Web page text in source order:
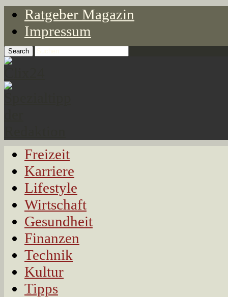
Ratgeber Magazin
Impressum
Freizeit
Karriere
Lifestyle
Wirtschaft
Gesundheit
Finanzen
Technik
Kultur
Tipps